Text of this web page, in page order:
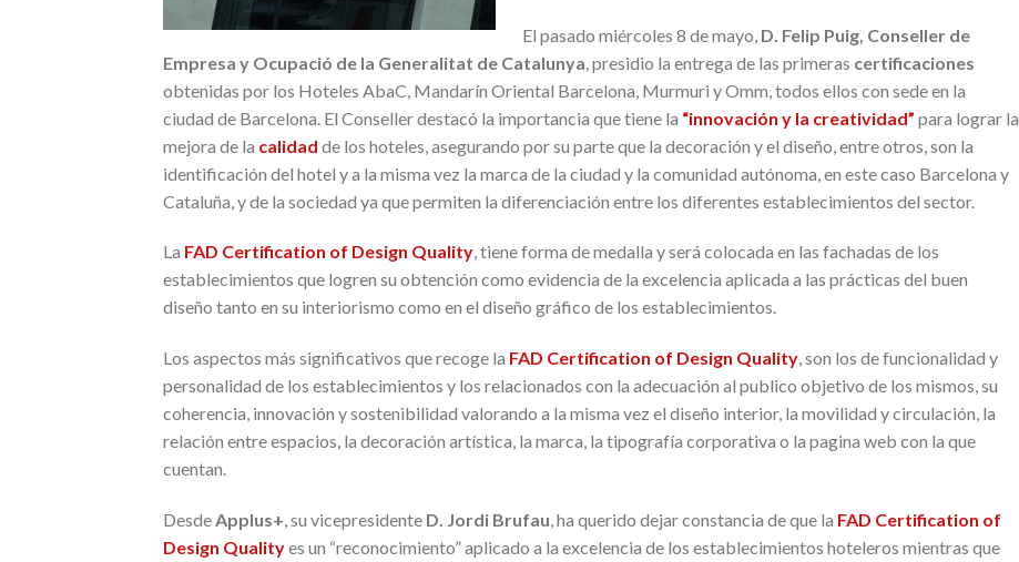
El pasado miércoles 8 de mayo, D. Felip Puig, Conseller de
Empresa y Ocupació de la Generalitat de Catalunya , presidio la entrega de las primeras certificaciones
obtenidas por los Hoteles AbaC, Mandarín Oriental Barcelona, Murmuri y Omm, todos ellos con sede en la
ciudad de Barcelona. El Conseller destacó la importancia que tiene la “innovación y la creatividad” para lograr la
mejora de la calidad de los hoteles, asegurando por su parte que la decoración y el diseño, entre otros, son la
identificación del hotel y a la misma vez la marca de la ciudad y la comunidad autónoma, en este caso Barcelona y
Cataluña, y de la sociedad ya que permiten la diferenciación entre los diferentes establecimientos del sector.
La FAD Certification of Design Quality, tiene forma de medalla y será colocada en las fachadas de los
establecimientos que logren su obtención como evidencia de la excelencia aplicada a las prácticas del buen
diseño tanto en su interiorismo como en el diseño gráfico de los establecimientos.
Los aspectos más significativos que recoge la FAD Certification of Design Quality, son los de funcionalidad y
personalidad de los establecimientos y los relacionados con la adecuación al publico objetivo de los mismos, su
coherencia, innovación y sostenibilidad valorando a la misma vez el diseño interior, la movilidad y circulación, la
relación entre espacios, la decoración artística, la marca, la tipografía corporativa o la pagina web con la que
cuentan.
DesdeApplus+, su vicepresidente D. Jordi Brufau, ha querido dejar constancia de que la FAD Certification of
Design Qualityes un “reconocimiento” aplicado a la excelencia de los establecimientos hoteleros mientras que